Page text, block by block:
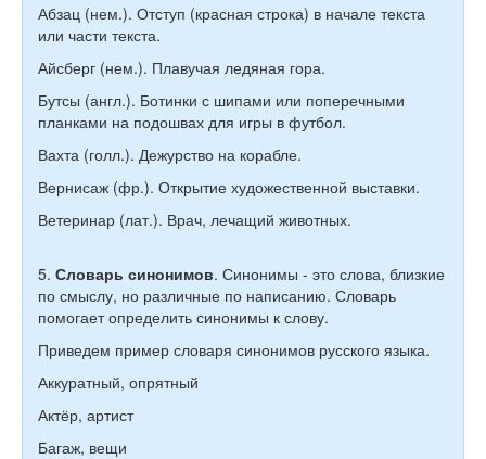
Абзац (нем.). Отступ (красная строка) в начале текста
или части текста.
Айсберг (нем.). Плавучая ледяная гора.
Бутсы (англ.). Ботинки с шипами или поперечными
планками на подошвах для игры в футбол.
Вахта (голл.). Дежурство на корабле.
Вернисаж (фр.). Открытие художественной выставки.
Ветеринар (лат.). Врач, лечащий животных.
5. Словарь синонимов. Синонимы - это слова, близкие
по смыслу, но различные по написанию. Словарь
помогает определить синонимы к слову.
Приведем пример словаря синонимов русского языка.
Аккуратный, опрятный
Актёр, артист
Багаж, вещи